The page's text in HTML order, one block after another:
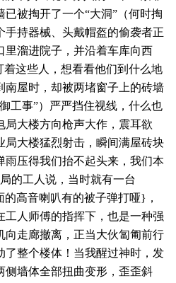
被掏开了一个“大洞”（何时掏
手持器械、头戴帽盔的偷袭者正
里溜进院子，并沿着车库向西
着这些人，想看看他们到什么地
南屋时，却被两堵窗子上的砖墙
工事”）严严挡住视线，什么也
局大楼方向枪声大作，震耳欲
局大楼猛烈射击，瞬间满屋砖块
雨压得我们抬不起头来，我们本
的工人说，当时就有一台
的高音喇叭有的被子弹打哑}，
工人师傅的指挥下，也是一种强
向走廊撤离，正当大伙匐匍前行
了整个楼体！当我醒过神时，发
侧墙体全部扭曲变形，歪歪斜